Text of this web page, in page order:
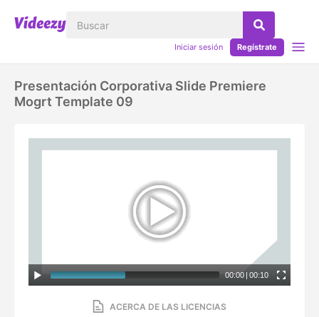
Iniciar sesión Regístrate
Presentación Corporativa Slide Premiere
Mogrt Template 09
00:00 | 00:10
ACERCA DE LAS LICENCIAS